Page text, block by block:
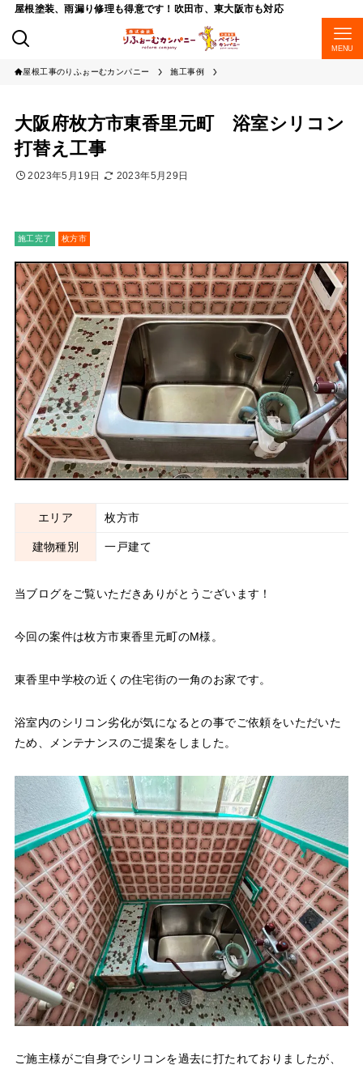
屋根塗装、雨漏り修理も得意です！吹田市、東大阪市も対応
MENU
屋根工事のりふぉーむカンパニー 施工事例
大阪府枚方市東香里元町 浴室シリコン
打替え工事
2023年5月19日 2023年5月29日
施工完了 枚方市
エリア 枚方市
建物種別 一戸建て
当ブログをご覧いただきありがとうございます！
今回の案件は枚方市東香里元町のM様。
東香里中学校の近くの住宅街の一角のお家です。
浴室内のシリコン劣化が気になるとの事でご依頼をいただいた
ため、メンテナンスのご提案をしました。
ご施主様がご自身でシリコンを過去に打たれておりましたが、